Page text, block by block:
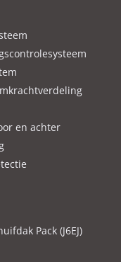
en achter
Pack (J6EJ)